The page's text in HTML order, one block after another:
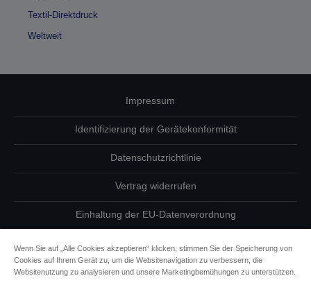
Textil-Direktdruck
Weltweit
Impressum
Identifizierung der Gerätekonformität
Datenschutzrichtlinie
Vertrag widerrufen
Einhaltung der EU-Datenverordnung
Informationen zu Cookies
Wenn Sie auf „Alle Cookies akzeptieren“ klicken, stimmen Sie der Speicherung von
Cookies auf Ihrem Gerät zu, um die Websitenavigation zu verbessern, die
Websitenutzung zu analysieren und unsere Marketingbemühungen zu unterstützen.